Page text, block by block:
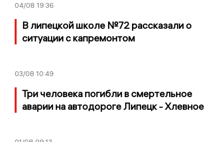
04/08 19:36
В липецкой школе №72 рассказали о
ситуации с капремонтом
03/08 10:49
Три человека погибли в смертельное
аварии на автодороге Липецк - Хлевное